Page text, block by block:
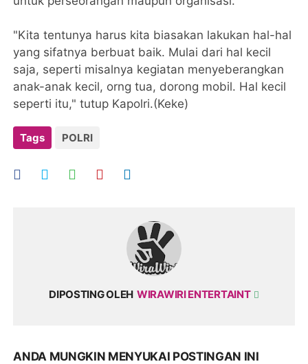
"Kita tentunya harus kita biasakan lakukan hal-hal
yang sifatnya berbuat baik. Mulai dari hal kecil
saja, seperti misalnya kegiatan menyeberangkan
anak-anak kecil, orng tua, dorong mobil. Hal kecil
seperti itu," tutup Kapolri.(Keke)
Tags POLRI
DIPOSTING OLEH WIRAWIRI ENTERTAINT
ANDA MUNGKIN MENYUKAI POSTINGAN INI